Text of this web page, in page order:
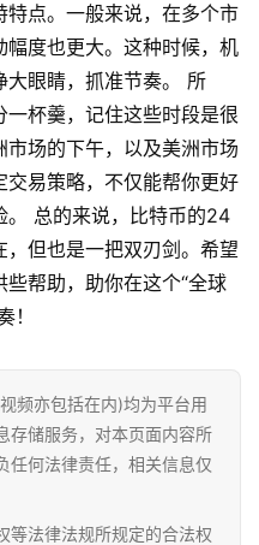
点。一般来说，在多个市
度也更大。这种时候，机
大眼睛，抓准节奏。 所
杯羹，记住这些时段是很
场的下午，以及美洲市场
易策略，不仅能帮你更好
。 总的来说，比特币的24
但也是一把双刃剑。希望
帮助，助你在这个“全球
！
频亦包括在内)均为平台用
存储服务，对本页面内容所
任何法律责任，相关信息仅
等法律法规所规定的合法权